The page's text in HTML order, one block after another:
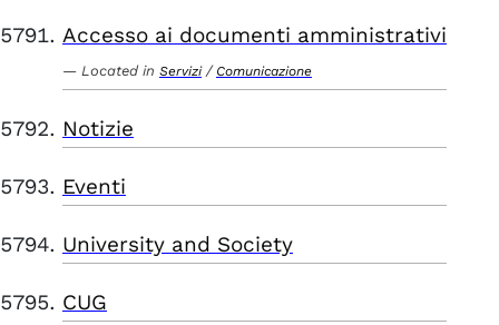
Accesso ai documenti amministrativi
Located in Servizi / Comunicazione
Notizie
Eventi
University and Society
CUG